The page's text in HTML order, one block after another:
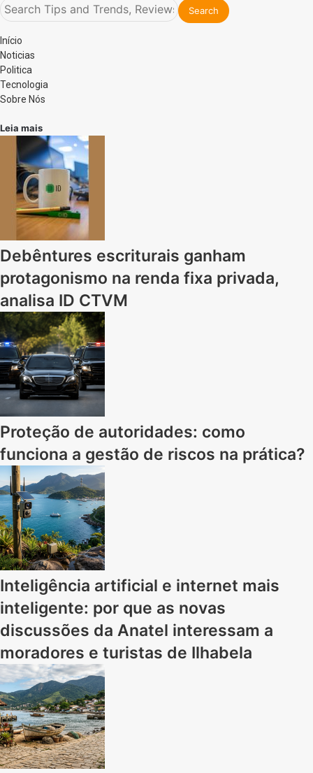
Início
Noticias
Politica
Tecnologia
Sobre Nós
Leia mais
Debêntures escriturais ganham
protagonismo na renda fixa privada,
analisa ID CTVM
Proteção de autoridades: como
funciona a gestão de riscos na prática?
Inteligência artificial e internet mais
inteligente: por que as novas
discussões da Anatel interessam a
moradores e turistas de Ilhabela